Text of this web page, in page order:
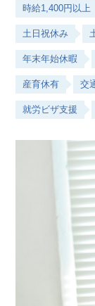
時給1,400円以上
土日祝休み
年末年始休暇
産育休有 交
就労ビザ支援